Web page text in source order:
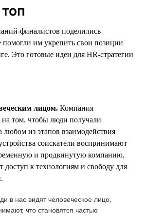
финалистов поделились
им укрепить свои позиции
Это готовые идеи для HR-стратегии
лицом. Компания
на том, чтобы люди получали
из этапов взаимодействия
соискатели воспринимают
и продвинутую компанию,
доступ к технологиям и свободу для
в нас видят человеческое лицо,
что становятся частью